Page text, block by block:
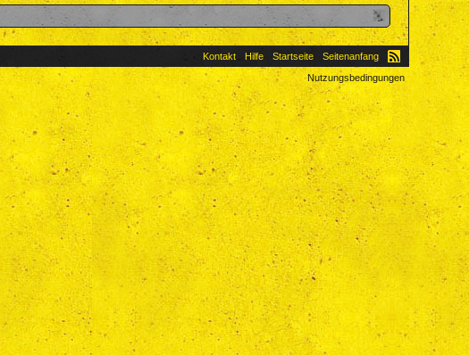
Kontakt Hilfe Startseite
Seitenanfang
Nutzungsbedingungen